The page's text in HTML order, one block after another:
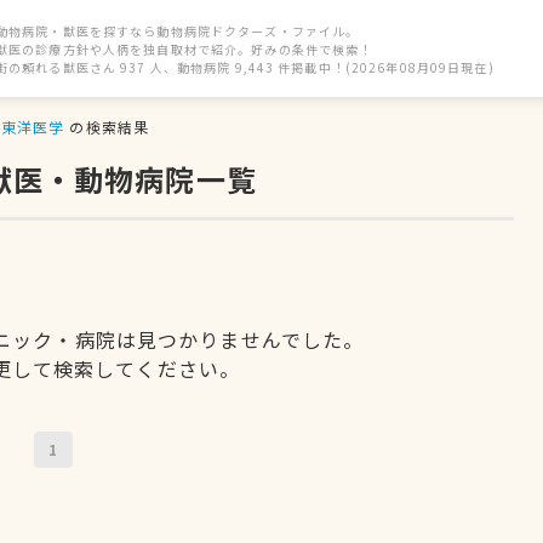
物病院・獣医を探すなら動物病院ドクターズ・ファイル。
医の診療方針や人柄を独自取材で紹介。好みの条件で検索！
の頼れる獣医さん 937 人、動物病院 9,443 件掲載中！(2026年08月09日現在)
東洋医学 の検索結果
・動物病院一覧
ク・病院は見つかりませんでした。
て検索してください。
1